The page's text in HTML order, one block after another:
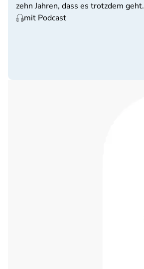
zehn Jahren, dass es trotzdem geht.
mit Podcast